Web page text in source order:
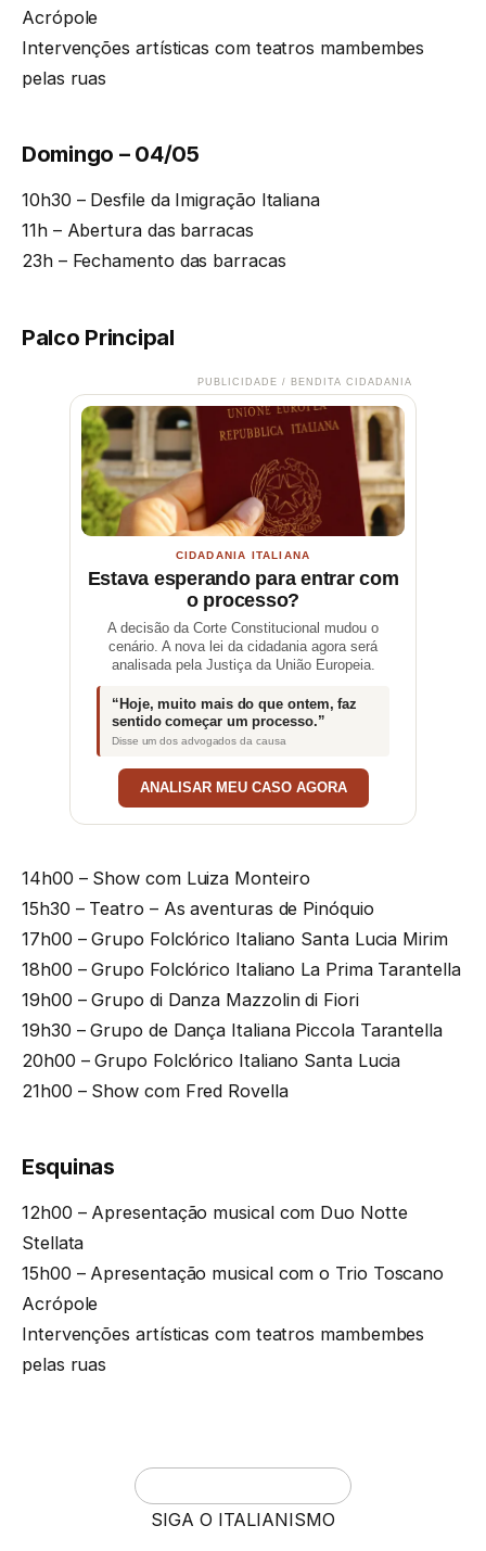
Acrópole
Intervenções artísticas com teatros mambembes
pelas ruas
Domingo – 04/05
10h30 – Desfile da Imigração Italiana
11h – Abertura das barracas
23h – Fechamento das barracas
Palco Principal
PUBLICIDADE / BENDITA CIDADANIA
CIDADANIA ITALIANA
Estava esperando para entrar com
o processo?
A decisão da Corte Constitucional mudou o
cenário. A nova lei da cidadania agora será
analisada pela Justiça da União Europeia.
“Hoje, muito mais do que ontem, faz
sentido começar um processo.”
Disse um dos advogados da causa
ANALISAR MEU CASO AGORA
14h00 – Show com Luiza Monteiro
15h30 – Teatro – As aventuras de Pinóquio
17h00 – Grupo Folclórico Italiano Santa Lucia Mirim
18h00 – Grupo Folclórico Italiano La Prima Tarantella
19h00 – Grupo di Danza Mazzolin di Fiori
19h30 – Grupo de Dança Italiana Piccola Tarantella
20h00 – Grupo Folclórico Italiano Santa Lucia
21h00 – Show com Fred Rovella
Esquinas
12h00 – Apresentação musical com Duo Notte
Stellata
15h00 – Apresentação musical com o Trio Toscano
Acrópole
Intervenções artísticas com teatros mambembes
pelas ruas
SIGA O ITALIANISMO